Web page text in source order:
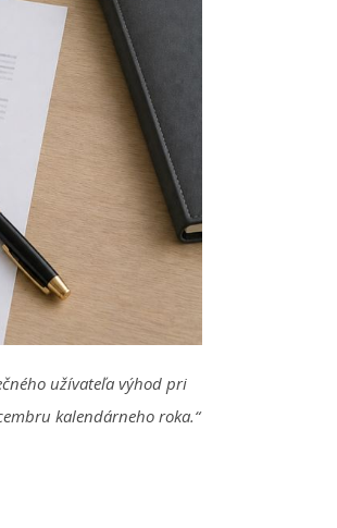
užívateľa výhod pri
kalendárneho roka.“